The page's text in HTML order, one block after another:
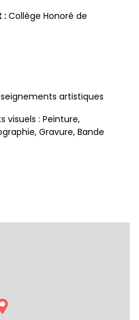
: Collège Honoré de
artistiques
visuels : Peinture,
Gravure, Bande